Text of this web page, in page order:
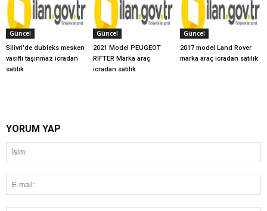
Güncel
Silivri'de dubleks mesken
vasıflı taşınmaz icradan
satılık
Güncel
2021 Model PEUGEOT
RIFTER Marka araç
icradan satılık
Güncel
2017 model Land Rover
marka araç icradan satılık
YORUM YAP